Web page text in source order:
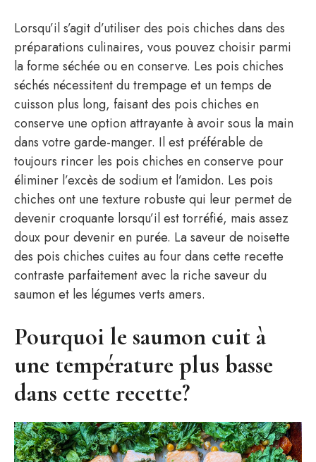
Lorsqu’il s’agit d’utiliser des pois chiches dans des
préparations culinaires, vous pouvez choisir parmi
la forme séchée ou en conserve. Les pois chiches
séchés nécessitent du trempage et un temps de
cuisson plus long, faisant des pois chiches en
conserve une option attrayante à avoir sous la main
dans votre garde-manger. Il est préférable de
toujours rincer les pois chiches en conserve pour
éliminer l’excès de sodium et l’amidon. Les pois
chiches ont une texture robuste qui leur permet de
devenir croquante lorsqu’il est torréfié, mais assez
doux pour devenir en purée. La saveur de noisette
des pois chiches cuites au four dans cette recette
contraste parfaitement avec la riche saveur du
saumon et les légumes verts amers.
Pourquoi le saumon cuit à
une température plus basse
dans cette recette?